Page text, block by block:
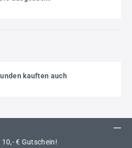
kauften auch
€ Gutschein!